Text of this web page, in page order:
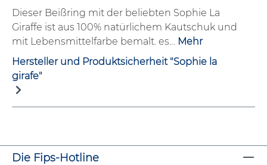
Dieser Beißring mit der beliebten Sophie La
Giraffe ist aus 100% natürlichem Kautschuk und
mit Lebensmittelfarbe bemalt. es… Mehr
Hersteller und Produktsicherheit "Sophie la
girafe"
Die Fips-Hotline